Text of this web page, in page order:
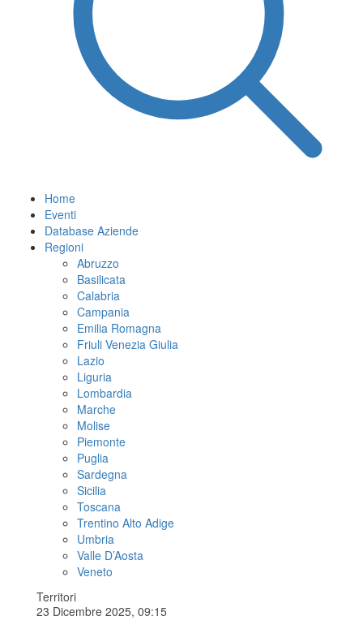
Home
Eventi
Database Aziende
Regioni
Abruzzo
Basilicata
Calabria
Campania
Emilia Romagna
Friuli Venezia Giulia
Lazio
Liguria
Lombardia
Marche
Molise
Piemonte
Puglia
Sardegna
Sicilia
Toscana
Trentino Alto Adige
Umbria
Valle D’Aosta
Veneto
Territori
23 Dicembre 2025, 09:15